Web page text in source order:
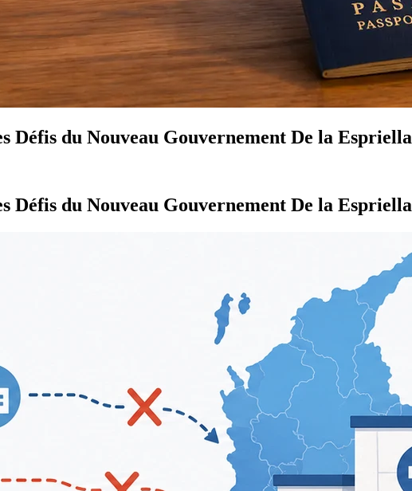
Défis du Nouveau Gouvernement De la Espriella
Défis du Nouveau Gouvernement De la Espriella